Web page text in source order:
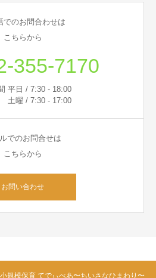
でのお問合わせは
こちらから
355-7170
平日 / 7:30 - 18:00
/ 7:30 - 17:00
でのお問合せは
こちらから
お問い合わせ
規模保育 てでぃべあ〜ちいさなひまわり〜